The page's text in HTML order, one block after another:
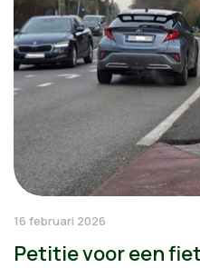
16 februari 2026
Petitie voor een